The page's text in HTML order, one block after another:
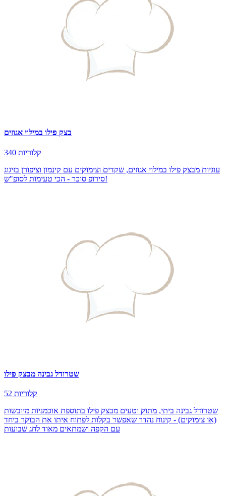
בצק פילו במילוי אגוזים
340 קלוריות
עוגיות מבצק פילו במילוי אגוזים, שקדים וצימוקים עם קינמון וציפורן בזיגוג
סירופ סוכר - הכי טעימות לסופ"ש!
שטרודל גבינה מבצק פילו
52 קלוריות
שטרודל גבינה ביתי, מתוק וטעים מבצק פילו בתוספת אוכמניות מיובשות
(או צימוקים) - קינוח נהדר שאפשר בקלות לפתוח איתו את הבוקר ביחד
עם הקפה ושמתאים מאוד לחג שבועות